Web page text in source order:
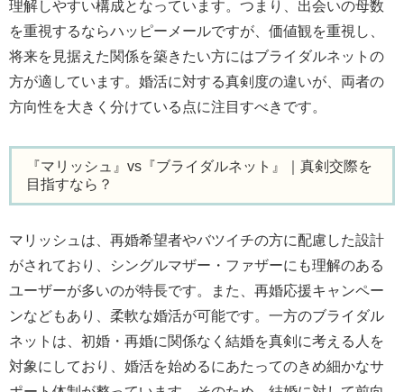
理解しやすい構成となっています。つまり、出会いの母数
を重視するならハッピーメールですが、価値観を重視し、
将来を見据えた関係を築きたい方にはブライダルネットの
方が適しています。婚活に対する真剣度の違いが、両者の
方向性を大きく分けている点に注目すべきです。
『マリッシュ』vs『ブライダルネット』｜真剣交際を
目指すなら？
マリッシュは、再婚希望者やバツイチの方に配慮した設計
がされており、シングルマザー・ファザーにも理解のある
ユーザーが多いのが特長です。また、再婚応援キャンペー
ンなどもあり、柔軟な婚活が可能です。一方のブライダル
ネットは、初婚・再婚に関係なく結婚を真剣に考える人を
対象にしており、婚活を始めるにあたってのきめ細かなサ